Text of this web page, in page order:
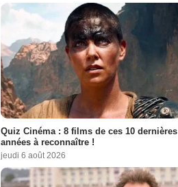
Quiz Cinéma : 8 films de ces 10 dernières
années à reconnaître !
jeudi 6 août 2026